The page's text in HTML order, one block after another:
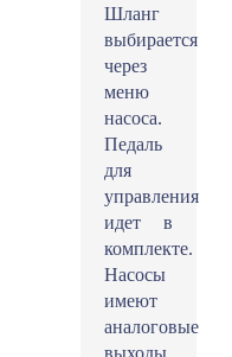
Шланг
выбирается
через
меню
насоса.
Педаль
для
управления
идет в
комплекте.
Насосы
имеют
аналоговые